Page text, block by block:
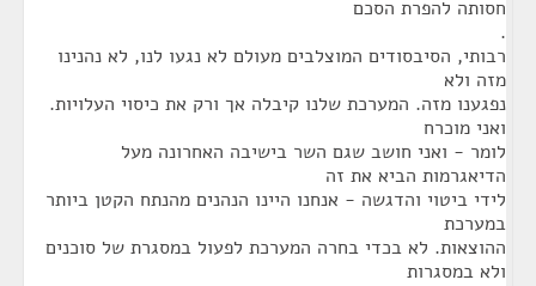
חסותה להפרת הסכם
.
רבותי, הסיבסודים המוצלבים מעולם לא נגעו לנו, לא נהנינו
מזה ולא
נפגענו מזה. המערכת שלנו קיבלה אך ורק את כיסוי העלויות.
ואני מוכרח
לומר - ואני חושב שגם השר בישיבה האחרונה מעל
הדיאגרמות הביא את זה
לידי ביטוי והדגשה - אנחנו היינו הנהנים מהנתח הקטן ביותר
במערכת
ההוצאות. לא בכדי בחרה המערכת לפעול במסגרת של סוכנים
ולא במסגרות